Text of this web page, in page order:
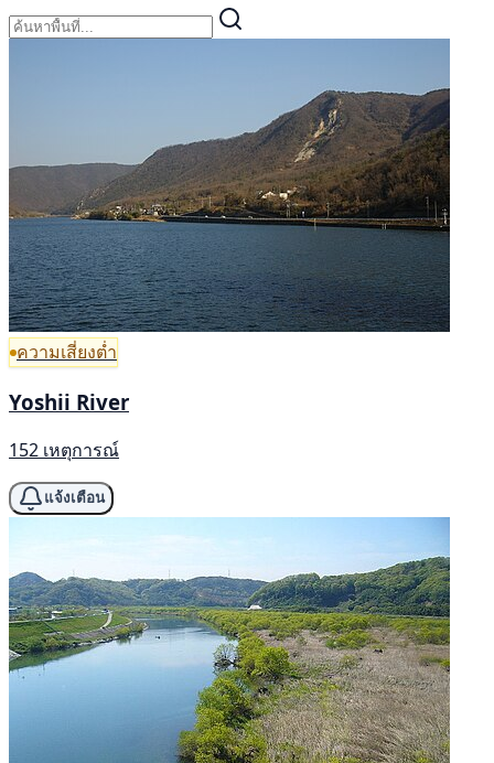
ความเสี่ยงต่ำ
Yoshii River
152 เหตุการณ์
แจ้งเตือน